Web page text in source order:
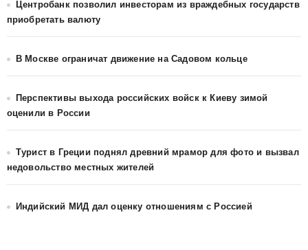
Центробанк позволил инвесторам из враждебных государств
приобретать валюту
В Москве ограничат движение на Садовом кольце
Перспективы выхода российских войск к Киеву зимой
оценили в России
Турист в Греции поднял древний мрамор для фото и вызвал
недовольство местных жителей
Индийский МИД дал оценку отношениям с Россией